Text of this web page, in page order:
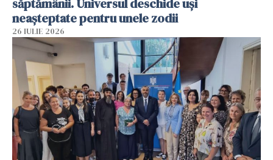
neașteptate pentru unele zodii
26 IULIE 2026